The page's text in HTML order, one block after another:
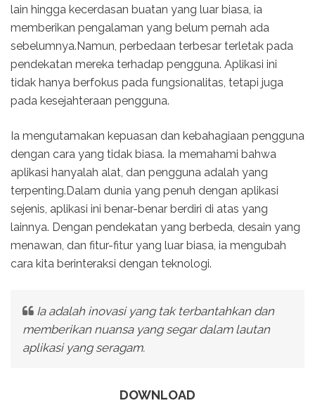
lain hingga kecerdasan buatan yang luar biasa, ia
memberikan pengalaman yang belum pernah ada
sebelumnya.Namun, perbedaan terbesar terletak pada
pendekatan mereka terhadap pengguna. Aplikasi ini
tidak hanya berfokus pada fungsionalitas, tetapi juga
pada kesejahteraan pengguna.
Ia mengutamakan kepuasan dan kebahagiaan pengguna
dengan cara yang tidak biasa. Ia memahami bahwa
aplikasi hanyalah alat, dan pengguna adalah yang
terpenting.Dalam dunia yang penuh dengan aplikasi
sejenis, aplikasi ini benar-benar berdiri di atas yang
lainnya. Dengan pendekatan yang berbeda, desain yang
menawan, dan fitur-fitur yang luar biasa, ia mengubah
cara kita berinteraksi dengan teknologi.
Ia adalah inovasi yang tak terbantahkan dan
memberikan nuansa yang segar dalam lautan
aplikasi yang seragam.
DOWNLOAD